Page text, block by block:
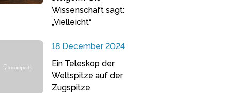
Wissenschaft sagt:
„Vielleicht“
18 December 2024
Ein Teleskop der
Weltspitze auf der
Zugspitze